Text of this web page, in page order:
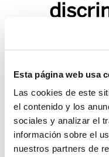
Esta página web usa
Las cookies de este
el contenido y los
sociales y analizar el
información sobre el
nuestros partners de